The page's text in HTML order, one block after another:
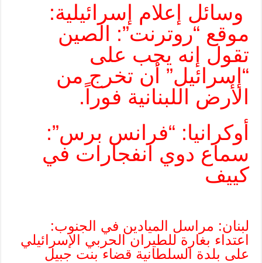
وسائل إعلام إسرائيلية:
موقع “روترنت”: الصين
تقول إنه يجب على
“إسرائيل” أن تخرج من
الأرض اللبنانية فوراً.
أوكرانيا: “فرانس برس”:
سماع دوي انفجارات في
كييف
لبنان: مراسل الميادين في الجنوب:
اعتداء بغارة للطيران الحربي الإسرائيلي
على بلدة السلطانية قضاء بنت جبيل